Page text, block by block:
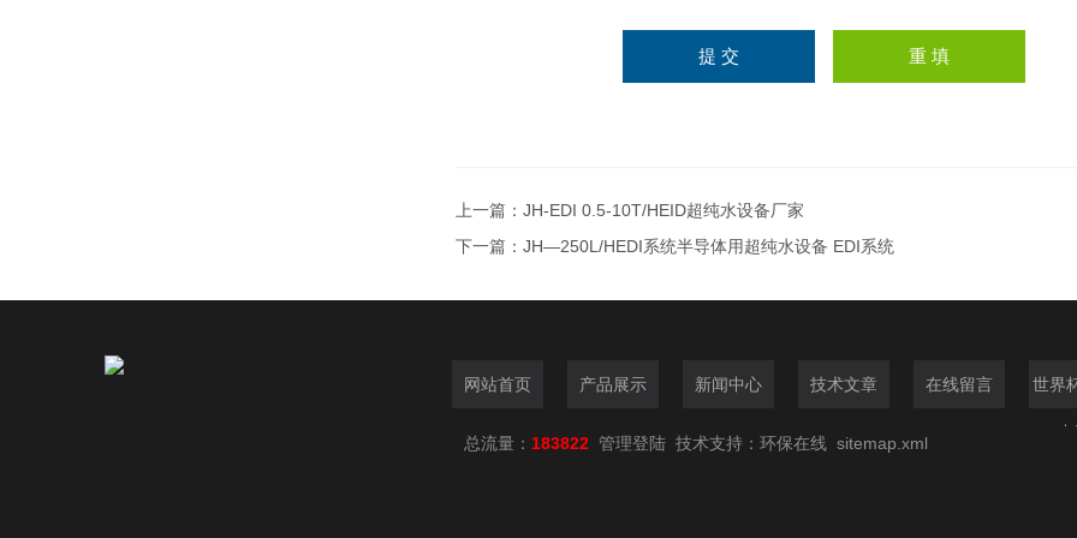
上一篇： JH-EDI 0.5-10T/HEID超纯水设备厂家
下一篇： JH—250L/HEDI系统半导体用超纯水设备 EDI系统
网站首页 产品展示 新闻中心 技术文章 在线留言 世界
（
总流量： 183822 管理登陆 技术支持： 环保在线 sitemap.xml